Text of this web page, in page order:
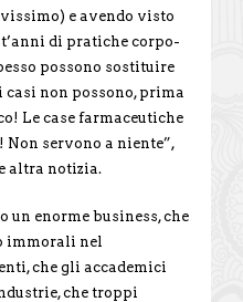
e avendo visto
di pratiche corpo-
possono sostituire
non possono, prima
Le case farmaceutiche
servono a niente”,
altra notizia.
enorme business, che
immorali nel
che gli accademici
che troppi